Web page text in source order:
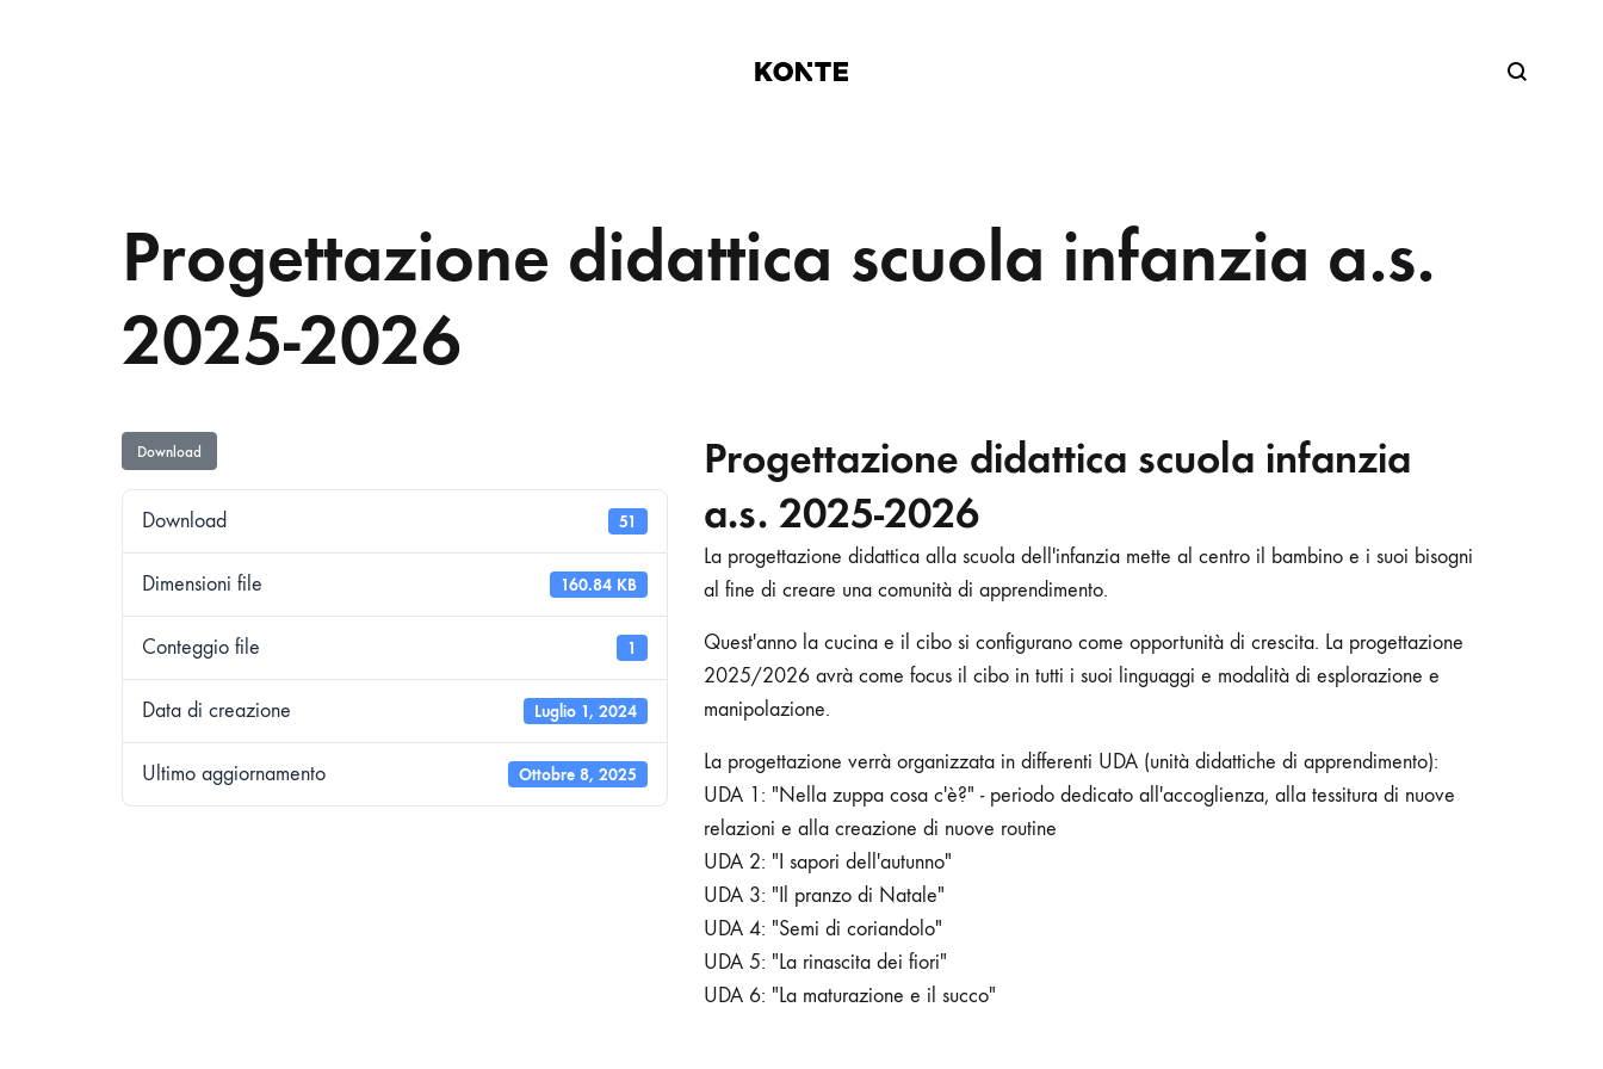
-
Mandriola
i
tuoi
Search
Progettazione didattica scuola infanzia a.s.
2025-2026
Download
Download 51
Dimensioni file 160.84 KB
Conteggio file 1
Data di creazione Luglio 1, 2024
Ultimo aggiornamento Ottobre 8, 2025
Progettazione didattica scuola infanzia
a.s. 2025-2026
La progettazione didattica alla scuola dell'infanzia mette al centro il bambino e i suoi bisogni
al fine di creare una comunità di apprendimento.
Quest'anno la cucina e il cibo si configurano come opportunità di crescita. La progettazione
2025/2026 avrà come focus il cibo in tutti i suoi linguaggi e modalità di esplorazione e
manipolazione.
La progettazione verrà organizzata in differenti UDA (unità didattiche di apprendimento):
UDA 1: "Nella zuppa cosa c'è?" - periodo dedicato all'accoglienza, alla tessitura di nuove
relazioni e alla creazione di nuove routine
UDA 2: "I sapori dell'autunno"
UDA 3: "Il pranzo di Natale"
UDA 4: "Semi di coriandolo"
UDA 5: "La rinascita dei fiori"
UDA 6: "La maturazione e il succo"